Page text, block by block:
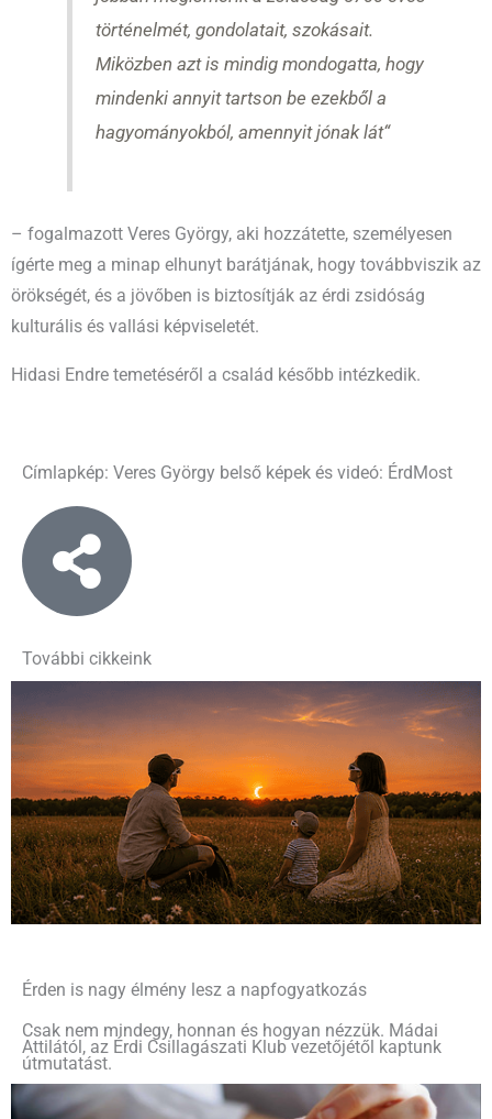
történelmét, gondolatait, szokásait.
Miközben azt is mindig mondogatta, hogy
mindenki annyit tartson be ezekből a
hagyományokból, amennyit jónak lát“
– fogalmazott Veres György, aki hozzátette, személyesen
ígérte meg a minap elhunyt barátjának, hogy továbbviszik az
örökségét, és a jövőben is biztosítják az érdi zsidóság
kulturális és vallási képviseletét.
Hidasi Endre temetéséről a család később intézkedik.
Címlapkép: Veres György belső képek és videó: ÉrdMost
További cikkeink
Érden is nagy élmény lesz a napfogyatkozás
Csak nem mindegy, honnan és hogyan nézzük. Mádai
Attilától, az Érdi Csillagászati Klub vezetőjétől kaptunk
útmutatást.